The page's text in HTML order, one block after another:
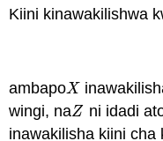
Kiini kinawakilishwa
ambapoX
X
wingi, naZ
Z ni idadi
inawakilisha kiini cha